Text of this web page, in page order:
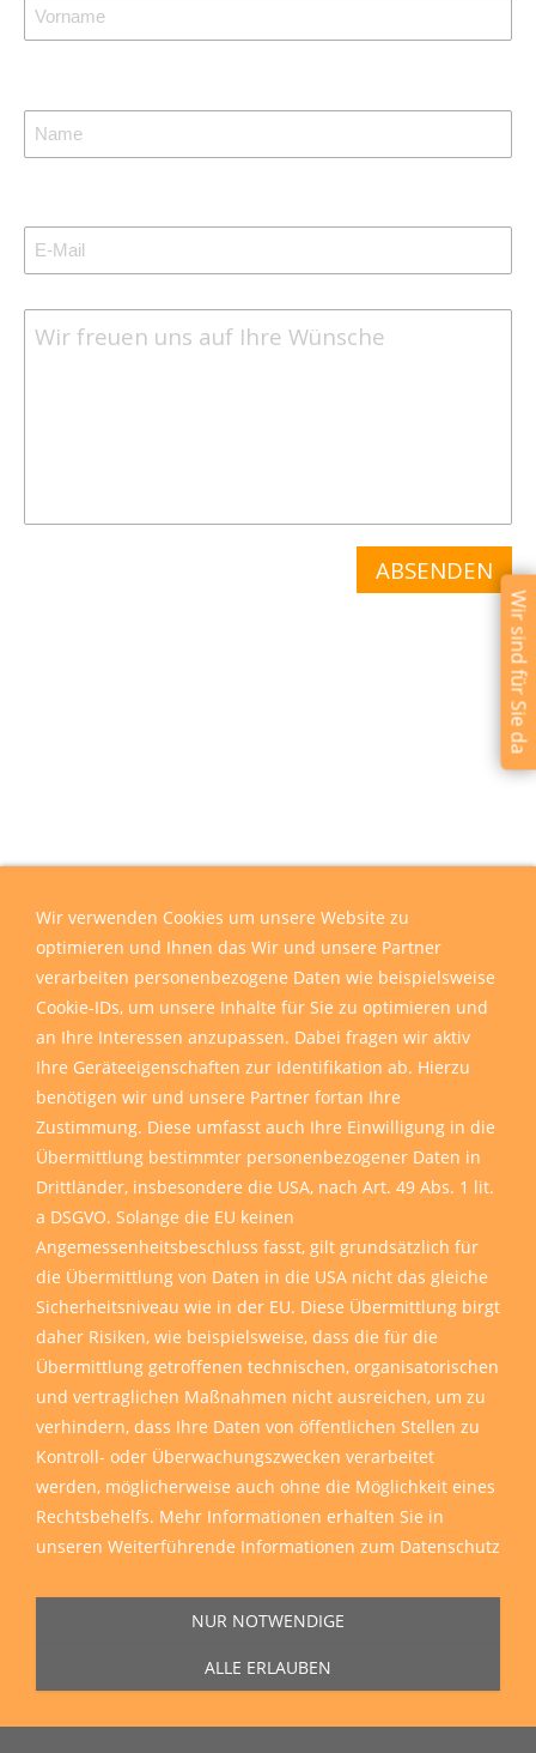
Wir sind für Sie da
Wir verwenden Cookies um unsere Website zu
optimieren und Ihnen das Wir und unsere Partner
verarbeiten personenbezogene Daten wie beispielsweise
Cookie-IDs, um unsere Inhalte für Sie zu optimieren und
an Ihre Interessen anzupassen. Dabei fragen wir aktiv
Ihre Geräteeigenschaften zur Identifikation ab. Hierzu
benötigen wir und unsere Partner fortan Ihre
Zustimmung. Diese umfasst auch Ihre Einwilligung in die
Übermittlung bestimmter personenbezogener Daten in
Drittländer, insbesondere die USA, nach Art. 49 Abs. 1 lit.
a DSGVO. Solange die EU keinen
Angemessenheitsbeschluss fasst, gilt grundsätzlich für
die Übermittlung von Daten in die USA nicht das gleiche
Sicherheitsniveau wie in der EU. Diese Übermittlung birgt
daher Risiken, wie beispielsweise, dass die für die
Übermittlung getroffenen technischen, organisatorischen
und vertraglichen Maßnahmen nicht ausreichen, um zu
verhindern, dass Ihre Daten von öffentlichen Stellen zu
Kontroll- oder Überwachungszwecken verarbeitet
werden, möglicherweise auch ohne die Möglichkeit eines
Rechtsbehelfs. Mehr Informationen erhalten Sie in
unseren Weiterführende Informationen zum Datenschutz
NUR NOTWENDIGE
ALLE ERLAUBEN